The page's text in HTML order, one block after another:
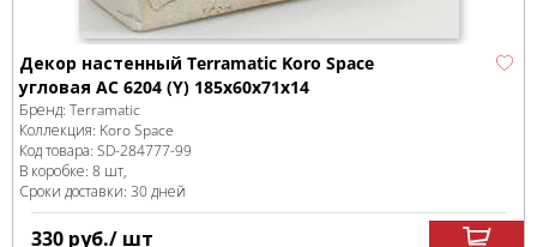
Декор настенный Terramatic Koro Space
угловая AC 6204 (Y) 185x60x71x14
Бренд: Terramatic
Коллекция: Koro Space
Код товара: SD-284777-99
В коробке: 8 шт,
Сроки доставки: 30 дней
330 руб./ шт